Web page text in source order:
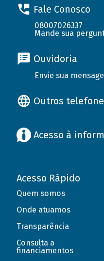
Fale Conosco
08007026337
Mande sua
Ouvidoria
Envie sua
Outros
Acesso à
Acesso Rápido
Quem somos
Onde atuamos
Transparência
Consulta a
financiamentos